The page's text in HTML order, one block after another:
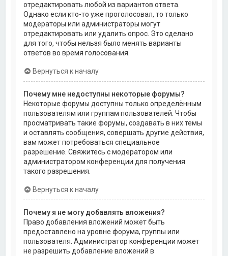
отредактировать любой из вариантов ответа.
Однако если кто-то уже проголосовал, то только
модераторы или администраторы могут
отредактировать или удалить опрос. Это сделано
для того, чтобы нельзя было менять варианты
ответов во время голосования.
Вернуться к началу
Почему мне недоступны некоторые форумы?
Некоторые форумы доступны только определённым
пользователям или группам пользователей. Чтобы
просматривать такие форумы, создавать в них темы
и оставлять сообщения, совершать другие действия,
вам может потребоваться специальное
разрешение. Свяжитесь с модератором или
администратором конференции для получения
такого разрешения.
Вернуться к началу
Почему я не могу добавлять вложения?
Право добавления вложений может быть
предоставлено на уровне форума, группы или
пользователя. Администратор конференции может
не разрешить добавление вложений в